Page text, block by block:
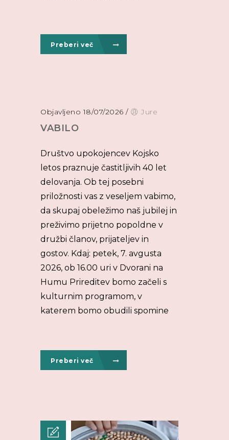
Preberi več
Objavljeno 18/07/2026 / Jure
VABILO
Društvo upokojencev Kojsko
letos praznuje častitljivih 40 let
delovanja. Ob tej posebni
priložnosti vas z veseljem vabimo,
da skupaj obeležimo naš jubilej in
preživimo prijetno popoldne v
družbi članov, prijateljev in
gostov. Kdaj: petek, 7. avgusta
2026, ob 16.00 uri v Dvorani na
Humu Prireditev bomo začeli s
kulturnim programom, v
katerem bomo obudili spomine
Preberi več